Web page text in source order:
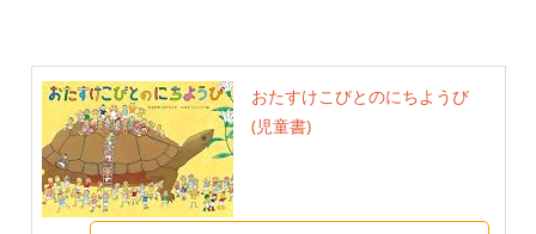
おたすけこびとのにちようび
(児童書)